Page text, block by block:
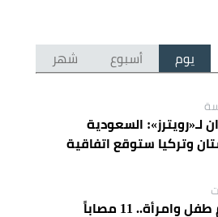
يوم أسبوع شهر
لـ«رويترز»: السعودية
وتركيا ستوقع اتفاقية
بينهم طفل وامرأة.. 11 مصاباً